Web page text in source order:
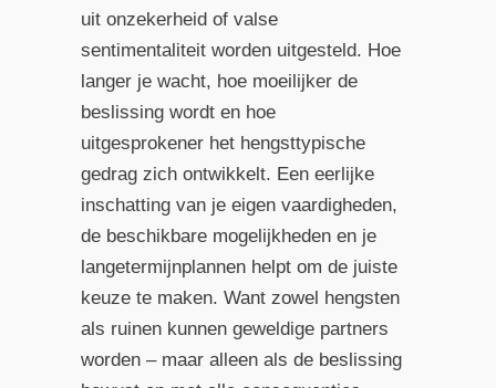
uit onzekerheid of valse
sentimentaliteit worden uitgesteld. Hoe
langer je wacht, hoe moeilijker de
beslissing wordt en hoe
uitgesprokener het hengsttypische
gedrag zich ontwikkelt. Een eerlijke
inschatting van je eigen vaardigheden,
de beschikbare mogelijkheden en je
langetermijnplannen helpt om de juiste
keuze te maken. Want zowel hengsten
als ruinen kunnen geweldige partners
worden – maar alleen als de beslissing